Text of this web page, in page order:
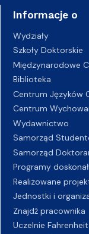
Informacje o
Wydziały
Szkoły Doktorskie
Międzynarodowe
Biblioteka
Centrum Języków
Centrum
Wydawnictwo
Samorząd
Samorząd
Programy
Realizowane
Jednostki i
Znajdź pracownika
Uczelnie